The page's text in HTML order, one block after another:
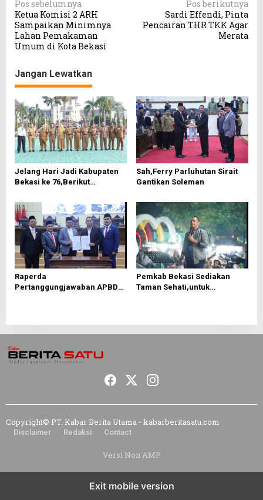
N
a
v
i
g
a
s
i
p
o
s
Pos sebelumnya
Ketua Komisi 2 ARH
Sampaikan Minimnya
Lahan Pemakaman
Umum di Kota Bekasi
Pos berikutnya
Sardi Effendi, Pinta
Pencairan THR TKK Agar
Merata
Jangan Lewatkan
Jelang Hari Jadi Kabupaten
Bekasi ke 76,Berikut
Sah,Ferry Parluhutan Sirait
Gantikan Soleman
Raperda
Pertanggungjawaban APBD
Pemkab Bekasi Sediakan
Taman Sehati,untuk
Copyright© PT. Kabar Berita Utama - kabarberitasatu.com
Disclaimer Redaksi Contact
Versi Non AMP
Exit mobile version